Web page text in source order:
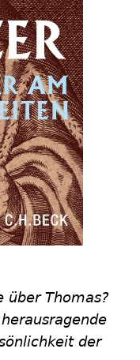
über Thomas?
der